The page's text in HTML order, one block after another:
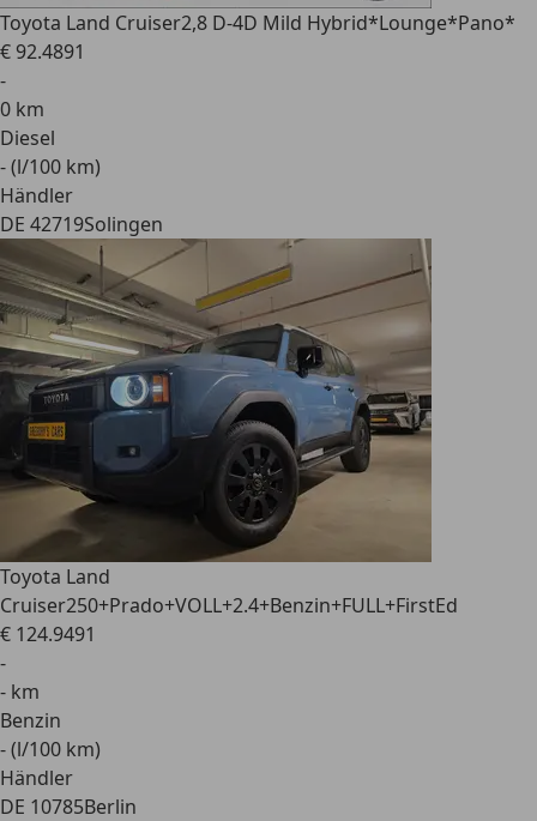
Toyota Land Cruiser2,8 D-4D Mild Hybrid*Lounge*Pano*
€ 92.4891
-
0 km
Diesel
- (l/100 km)
Händler
DE 42719Solingen
Toyota Land
Cruiser250+Prado+VOLL+2.4+Benzin+FULL+FirstEd
€ 124.9491
-
- km
Benzin
- (l/100 km)
Händler
DE 10785Berlin